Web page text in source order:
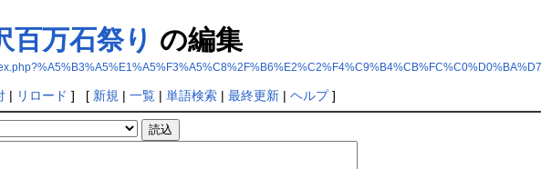
百万石祭り の編集
| リロード ] [ 新規 | 一覧| 単語検索| 最終更新| ヘルプ]